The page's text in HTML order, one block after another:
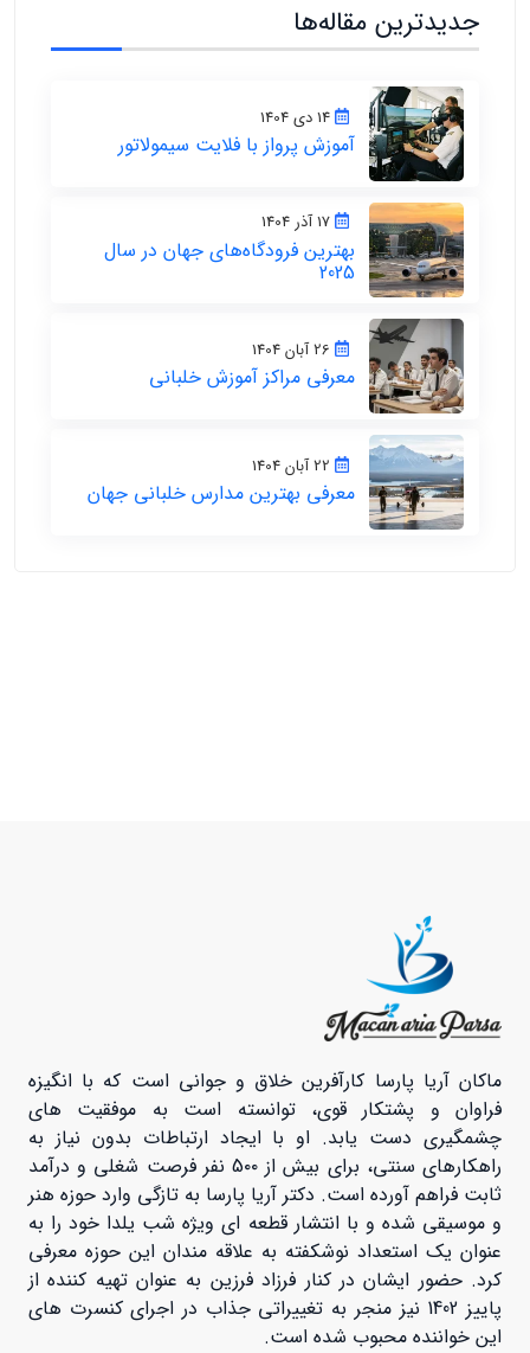
جدیدترین مقاله‌ها
14 دی 1404
آموزش پرواز با فلایت سیمولاتور
17 آذر 1404
بهترین فرودگاه‌های جهان در سال
2025
معرفی مراکز آموزش خلبانی
معرفی بهترین مدارس خلبانی جهان
ماکان آریا پارسا کارآفرین خلاق و جوانی است که با انگیزه
فراوان و پشتکار قوی، توانسته است به موفقیت های
چشمگیری دست یابد. او با ایجاد ارتباطات بدون نیاز به
راهکارهای سنتی، برای بیش از 5۰۰ نفر فرصت شغلی و درآمد
ثابت فراهم آورده است. دکتر آریا پارسا به تازگی وارد حوزه هنر
و موسیقی شده و با انتشار قطعه ای ویژه شب یلدا خود را به
عنوان یک استعداد نوشکفته به علاقه مندان این حوزه معرفی
کرد. حضور ایشان در کنار فرزاد فرزین به عنوان تهیه کننده از
پاییز 1402 نیز منجر به تغییراتی جذاب در اجرای کنسرت های
این خواننده محبوب شده است.